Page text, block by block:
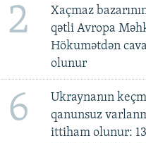
2
Xaçmaz
qətli Avropa
Hökumətdən
olunur
6
Ukraynanın
qanunsuz
ittiham olunur: